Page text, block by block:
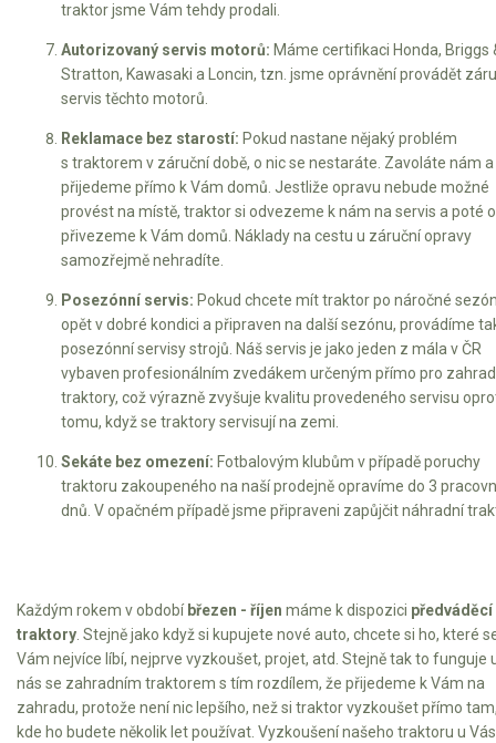
traktor jsme Vám tehdy prodali.
Autorizovaný servis motorů: Máme certifikaci Honda, Briggs
Stratton, Kawasaki a Loncin, tzn. jsme oprávnění provádět
servis těchto motorů.
Reklamace bez starostí: Pokud nastane nějaký problém
s traktorem v záruční době, o nic se nestaráte. Zavoláte nám a
přijedeme přímo k Vám domů. Jestliže opravu nebude možné
provést na místě, traktor si odvezeme k nám na servis a poté
přivezeme k Vám domů. Náklady na cestu u záruční opravy
samozřejmě nehradíte.
Posezónní servis: Pokud chcete mít traktor po náročné
opět v dobré kondici a připraven na další sezónu, provádíme
posezónní servisy strojů. Náš servis je jako jeden z mála v ČR
vybaven profesionálním zvedákem určeným přímo pro
traktory, což výrazně zvyšuje kvalitu provedeného servisu
tomu, když se traktory servisují na zemi.
Sekáte bez omezení: Fotbalovým klubům v případě poruchy
traktoru zakoupeného na naší prodejně opravíme do 3
dnů. V opačném případě jsme připraveni zapůjčit náhradní
Každým rokem v období březen - říjen máme k dispozici předváděcí
traktory. Stejně jako když si kupujete nové auto, chcete si ho, které
Vám nejvíce líbí, nejprve vyzkoušet, projet, atd. Stejně tak to funguje
nás se zahradním traktorem s tím rozdílem, že přijedeme k Vám na
zahradu, protože není nic lepšího, než si traktor vyzkoušet přímo
kde ho budete několik let používat. Vyzkoušení našeho traktoru u